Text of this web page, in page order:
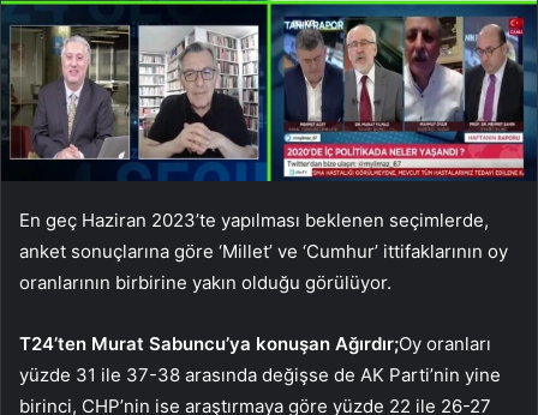
En geç Haziran 2023’te yapılması beklenen seçimlerde,
anket sonuçlarına göre ‘Millet’ ve ‘Cumhur’ ittifaklarının oy
oranlarının birbirine yakın olduğu görülüyor.
T24’ten Murat Sabuncu’ya konuşan Ağırdır;Oy oranları
yüzde 31 ile 37-38 arasında değişse de AK Parti’nin yine
birinci, CHP’nin ise araştırmaya göre yüzde 22 ile 26-27